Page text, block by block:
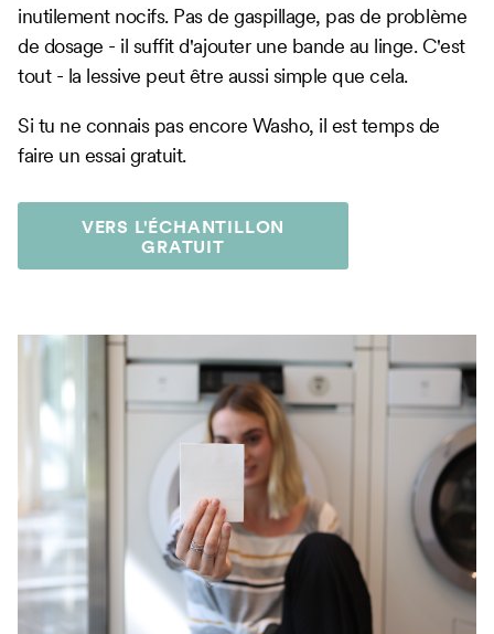
inutilement nocifs. Pas de gaspillage, pas de problème
de dosage - il suffit d'ajouter une bande au linge. C'est
tout - la lessive peut être aussi simple que cela.
Si tu ne connais pas encore Washo, il est temps de
faire un essai gratuit.
VERS L'ÉCHANTILLON
GRATUIT